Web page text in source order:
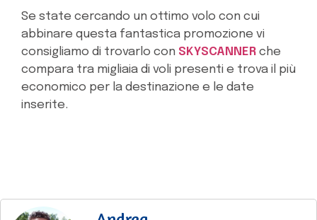
Se state cercando un ottimo volo con cui
abbinare questa fantastica promozione vi
consigliamo di trovarlo con SKYSCANNER che
compara tra migliaia di voli presenti e trova il più
economico per la destinazione e le date
inserite.